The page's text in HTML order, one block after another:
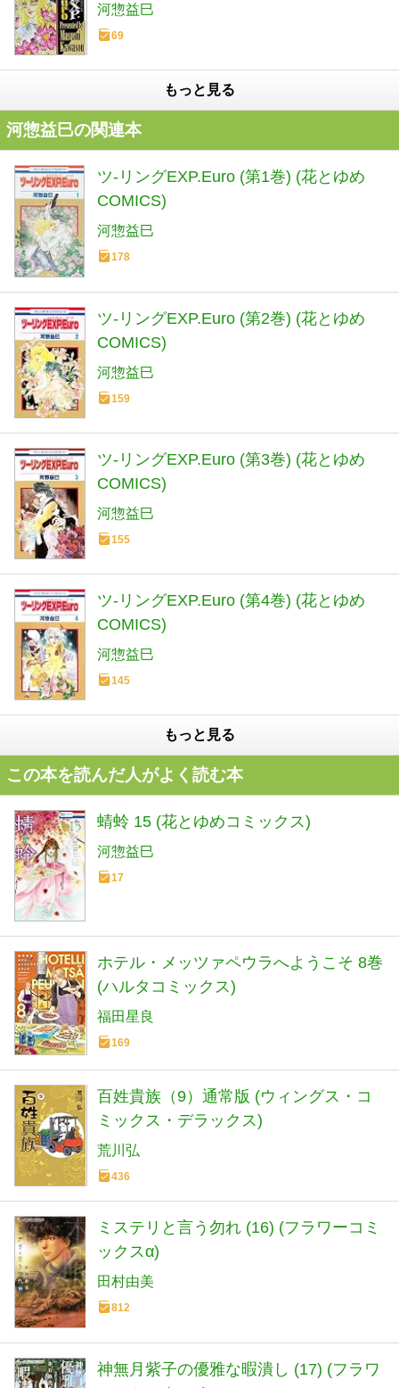
河惣益巳
69
もっと見る
河惣益巳の関連本
ツ-リングEXP.Euro (第1巻) (花とゆめ
COMICS)
河惣益巳
178
ツ-リングEXP.Euro (第2巻) (花とゆめ
COMICS)
河惣益巳
159
ツ-リングEXP.Euro (第3巻) (花とゆめ
COMICS)
河惣益巳
155
ツ-リングEXP.Euro (第4巻) (花とゆめ
COMICS)
河惣益巳
145
もっと見る
この本を読んだ人がよく読む本
蜻蛉 15 (花とゆめコミックス)
河惣益巳
17
ホテル・メッツァペウラへようこそ 8巻
(ハルタコミックス)
福田星良
169
百姓貴族（9）通常版 (ウィングス・コ
ミックス・デラックス)
荒川弘
436
ミステリと言う勿れ (16) (フラワーコミ
ックスα)
田村由美
812
神無月紫子の優雅な暇潰し (17) (フラワ